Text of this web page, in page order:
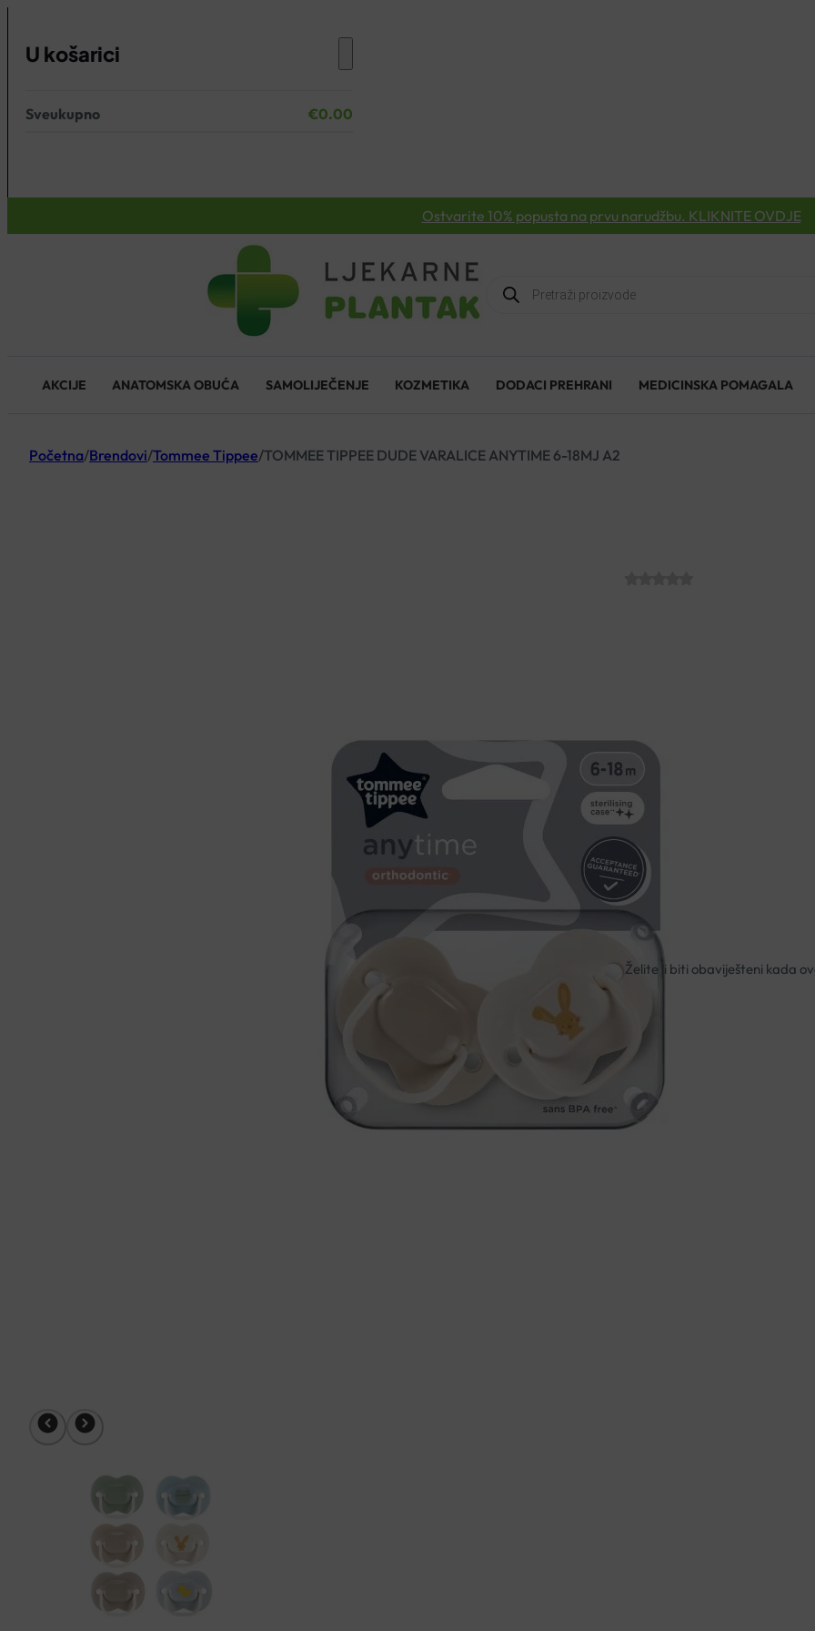
U košarici
Nema proizvoda u košarici.
Sveukupno €0.00
Ostvarite 10% popusta na prvu narudžbu. KLIKNITE OVDJE
Products
search
AKCIJE ANATOMSKA OBUĆA SAMOLIJEČENJE KOZMETIKA DODACI PREHRANI MEDICINSKA POMAGALA
Početna/Brendovi/Tommee Tippee/TOMMEE TIPPEE DUDE VARALICE ANYTIME 6-18MJ A2
kvalitetnog silikona i
sprječava nakupljanje vlage.
Dizajn na dudi varalici može
trenutnom stanju kod
Nema na zalihi